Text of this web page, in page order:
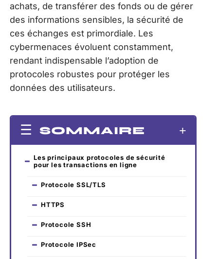
achats, de transférer des fonds ou de gérer
des informations sensibles, la sécurité de
ces échanges est primordiale. Les
cybermenaces évoluent constamment,
rendant indispensable l’adoption de
protocoles robustes pour protéger les
données des utilisateurs.
SOMMAIRE
Les principaux protocoles de sécurité
pour les transactions en ligne
Protocole SSL/TLS
HTTPS
Protocole SSH
Protocole IPSec